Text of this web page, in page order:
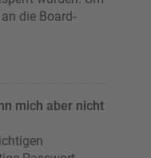
die Board-
mich aber nicht